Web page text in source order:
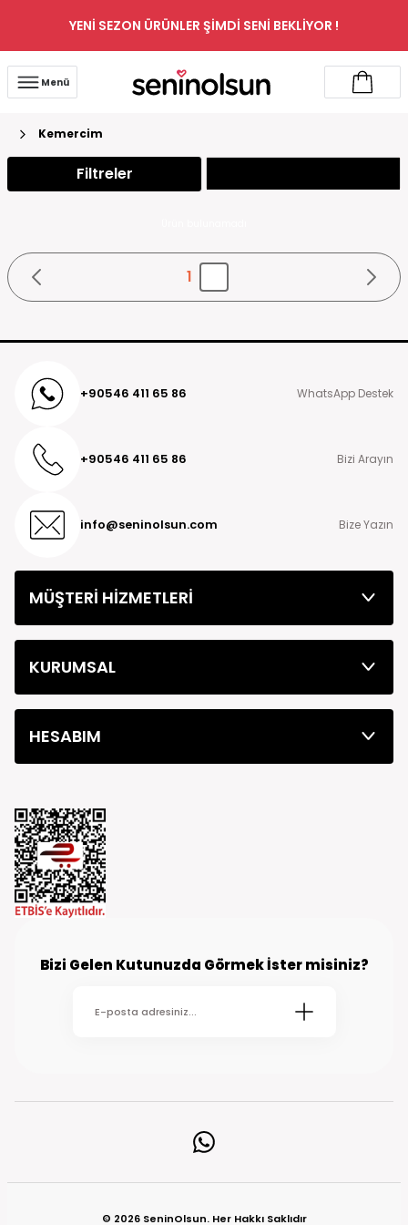
YENİ SEZON ÜRÜNLER ŞİMDİ SENİ BEKLİYOR !
Menü
Kemercim
Filtreler
1
+90546 411 65 86 WhatsApp Destek
+90546 411 65 86 Bizi Arayın
info@seninolsun.com Bize Yazın
MÜŞTERİ HİZMETLERİ
KURUMSAL
HESABIM
Bizi Gelen Kutunuzda Görmek İster misiniz?
© 2026 SeninOlsun. Her Hakkı Saklıdır